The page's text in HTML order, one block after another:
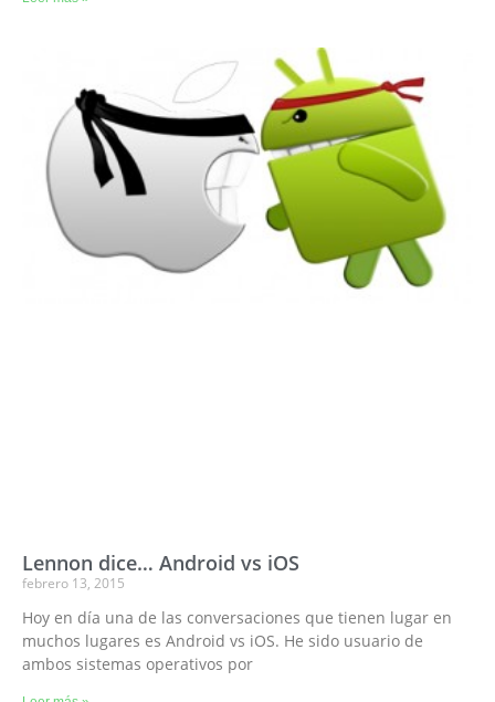
Lennon dice… Android vs iOS
febrero 13, 2015
Hoy en día una de las conversaciones que tienen lugar en
muchos lugares es Android vs iOS. He sido usuario de
ambos sistemas operativos por